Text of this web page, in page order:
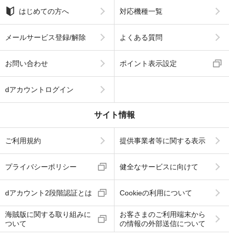
はじめての方へ 対応機種一覧
メールサービス登録/解除 よくある質問
お問い合わせ ポイント表示設定
dアカウントログイン
サイト情報
ご利用規約 提供事業者等に関する表示
プライバシーポリシー 健全なサービスに向けて
dアカウント2段階認証とは Cookieの利用について
海賊版に関する取り組みに
ついて
お客さまのご利用端末から
の情報の外部送信について